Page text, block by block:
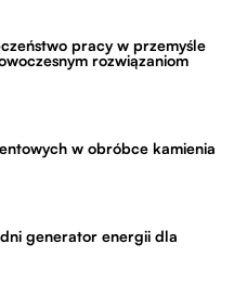
pracy w przemyśle
rozwiązaniom
w obróbce kamienia
generator energii dla